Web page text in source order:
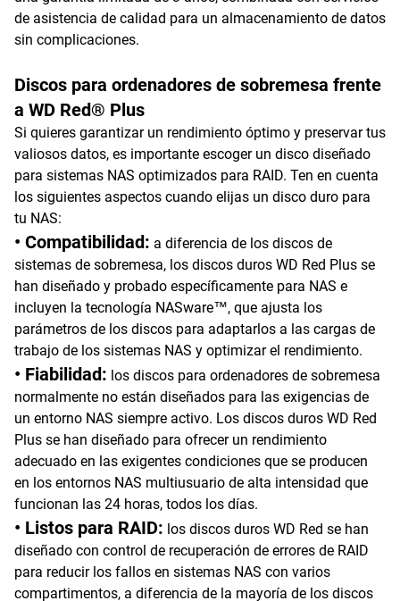
de asistencia de calidad para un almacenamiento de datos
sin complicaciones.
Discos para ordenadores de sobremesa frente
a WD Red® Plus
Si quieres garantizar un rendimiento óptimo y preservar tus
valiosos datos, es importante escoger un disco diseñado
para sistemas NAS optimizados para RAID. Ten en cuenta
los siguientes aspectos cuando elijas un disco duro para
tu NAS:
• Compatibilidad: a diferencia de los discos de
sistemas de sobremesa, los discos duros WD Red Plus se
han diseñado y probado específicamente para NAS e
incluyen la tecnología NASware™, que ajusta los
parámetros de los discos para adaptarlos a las cargas de
trabajo de los sistemas NAS y optimizar el rendimiento.
• Fiabilidad: los discos para ordenadores de sobremesa
normalmente no están diseñados para las exigencias de
un entorno NAS siempre activo. Los discos duros WD Red
Plus se han diseñado para ofrecer un rendimiento
adecuado en las exigentes condiciones que se producen
en los entornos NAS multiusuario de alta intensidad que
funcionan las 24 horas, todos los días.
• Listos para RAID: los discos duros WD Red se han
diseñado con control de recuperación de errores de RAID
para reducir los fallos en sistemas NAS con varios
compartimentos, a diferencia de la mayoría de los discos